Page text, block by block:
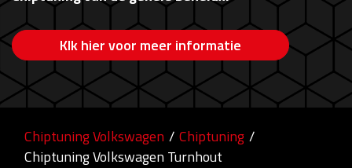
Klk hier voor meer informatie
Chiptuning Volkswagen / Chiptuning /
Chiptuning Volkswagen Turnhout